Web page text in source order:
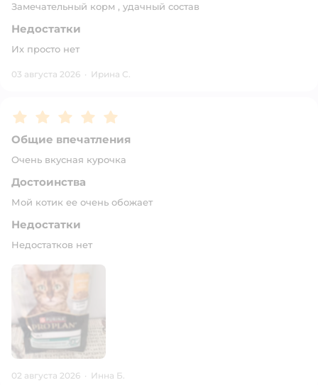
Замечательный корм , удачный состав
Недостатки
Их просто нет
03 августа 2026 · Ирина С.
Рейтинг:5
Общие впечатления
Очень вкусная курочка
Достоинства
Мой котик ее очень обожает
Недостатки
Недостатков нет
02 августа 2026 · Инна Б.